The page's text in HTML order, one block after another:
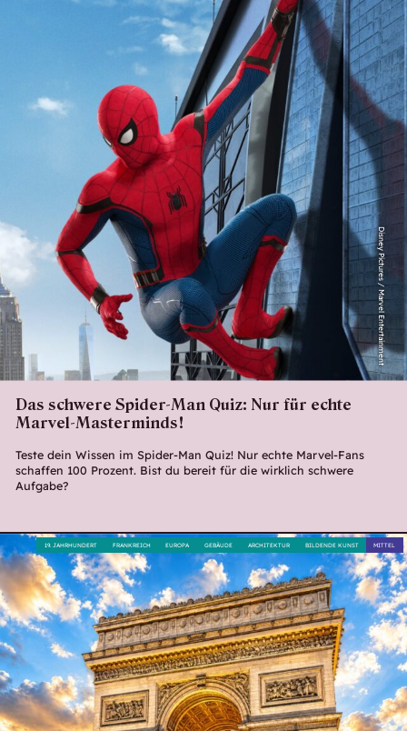
Disney Pictures / Marvel Entertainment
Das schwere Spider-Man Quiz: Nur für echte
Marvel-Masterminds!
Teste dein Wissen im Spider-Man Quiz! Nur echte Marvel-Fans
schaffen 100 Prozent. Bist du bereit für die wirklich schwere
Aufgabe?
MITTEL
BILDENDE KUNST
ARCHITEKTUR
GEBÄUDE
EUROPA
FRANKREICH
19. JAHRHUNDERT